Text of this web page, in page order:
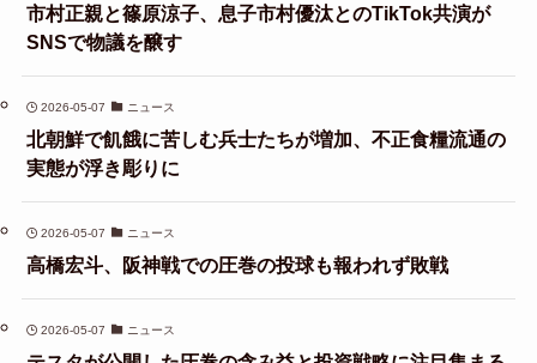
市村正親と篠原涼子、息子市村優汰とのTikTok共演が
SNSで物議を醸す
2026-05-07 ニュース
北朝鮮で飢餓に苦しむ兵士たちが増加、不正食糧流通の
実態が浮き彫りに
2026-05-07 ニュース
高橋宏斗、阪神戦での圧巻の投球も報われず敗戦
2026-05-07 ニュース